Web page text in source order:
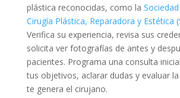
plástica reconocidas, como la
Cirugía Plástica, Reparadora y Estética
Verifica su experiencia, revisa sus
solicita ver fotografías de antes y
pacientes. Programa una consulta
tus objetivos, aclarar dudas y evaluar
te genera el cirujano.